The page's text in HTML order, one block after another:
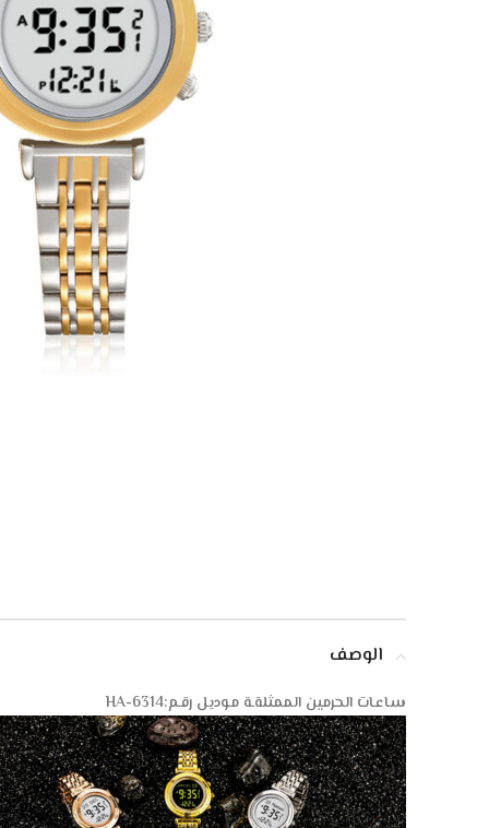
الوصف
سـاعـات الحرمين الممثلةـة مـوديل رقـم:HA-6314